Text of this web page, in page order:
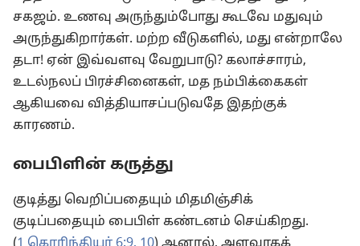
சகஜம். உணவு அருந்தும்போது கூடவே மதுவும்
அருந்துகிறார்கள். மற்ற வீடுகளில், மது என்றாலே
தடா! ஏன் இவ்வளவு வேறுபாடு? கலாச்சாரம்,
உடல்நலப் பிரச்சினைகள், மத நம்பிக்கைகள்
ஆகியவை வித்தியாசப்படுவதே இதற்குக்
காரணம்.
பைபிளின் கருத்து
குடித்து வெறிப்பதையும் மிதமிஞ்சிக்
குடிப்பதையும் பைபிள் கண்டனம் செய்கிறது.